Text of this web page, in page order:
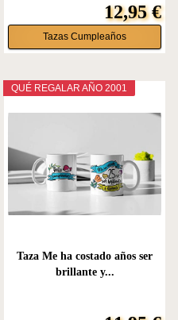
12,95 €
Tazas Cumpleaños
QUÉ REGALAR AÑO 2001
Taza Me ha costado años ser
brillante y...